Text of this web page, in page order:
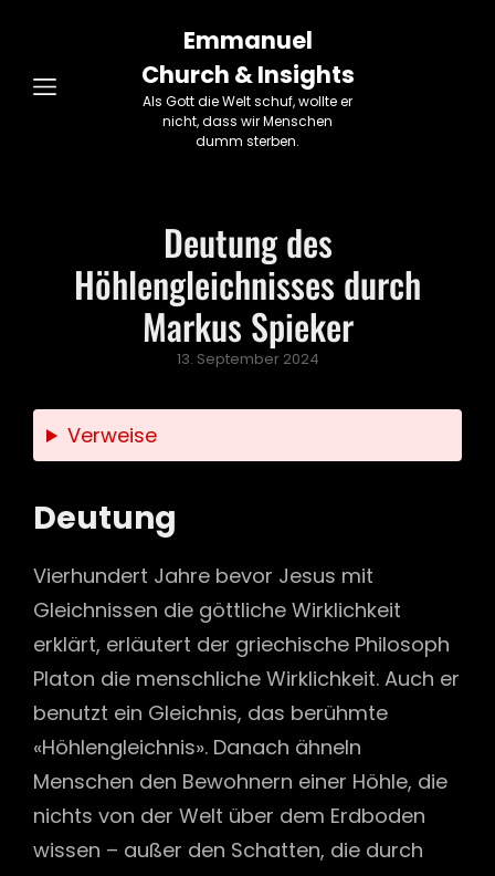
Emmanuel
Church & Insights
Als Gott die Welt schuf, wollte er
nicht, dass wir Menschen
dumm sterben.
Deutung des
Höhlengleichnisses durch
Markus Spieker
Posted
13. September 2024
Verweise
Deutung
Vierhundert Jahre bevor Jesus mit
Gleichnissen die göttliche Wirklichkeit
erklärt, erläutert der griechische Philosoph
Platon die menschliche Wirklichkeit. Auch er
benutzt ein Gleichnis, das berühmte
«Höhlengleichnis». Danach ähneln
Menschen den Bewohnern einer Höhle, die
nichts von der Welt über dem Erdboden
wissen – außer den Schatten, die durch